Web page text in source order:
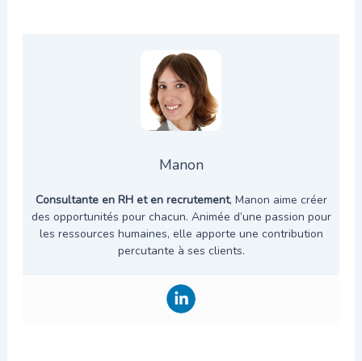
Manon
Consultante en RH et en recrutement, Manon aime créer
des opportunités pour chacun. Animée d’une passion pour
les ressources humaines, elle apporte une contribution
percutante à ses clients.